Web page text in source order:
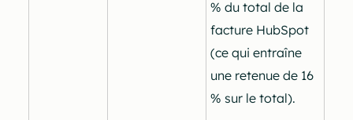
% du total de la
facture HubSpot
(ce qui entraîne
une retenue de 16
% sur le total).